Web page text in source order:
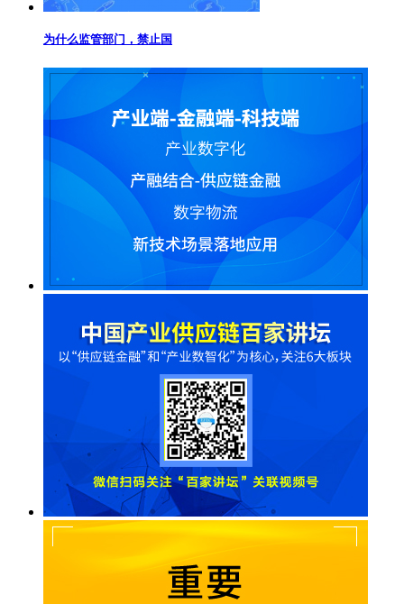
为什么监管部门，禁止国